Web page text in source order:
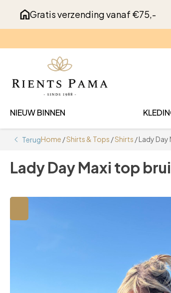
Gratis verzending vanaf €75,-
NIEUW BINNEN
TerugHome /Shirts & Tops /Shirts / Lady Day
Lady Day Maxi top